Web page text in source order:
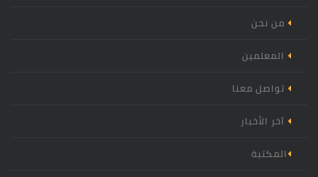
من نحن
المعلمين
تواصل معنا
آخر الأخبار
المكتبة